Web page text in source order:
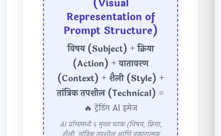
(Visual
Representation of
Prompt Structure)
विषय (Subject) +क्रिया
(Action) +वातावरण
(Context) +शैली (Style) +
तांत्रिक तपशील (Technical) =
🔥 ट्रेंडिंग AI इमेज
AI प्रॉम्प्टमध्ये ५ मुख्य घटक (विषय, क्रिया,